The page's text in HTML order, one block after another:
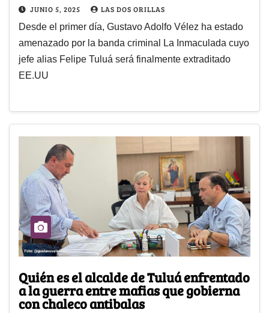
JUNIO 5, 2025 LAS DOS ORILLAS
Desde el primer día, Gustavo Adolfo Vélez ha estado
amenazado por la banda criminal La Inmaculada cuyo
jefe alias Felipe Tuluá será finalmente extraditado
EE.UU
Quién es el alcalde de Tuluá enfrentado
a la guerra entre mafias que gobierna
con chaleco antibalas